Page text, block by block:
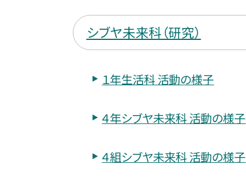
シブヤ未来科（研究）
１年生活科 活動の様子
４年シブヤ未来科 活動の様子
４組シブヤ未来科 活動の様子